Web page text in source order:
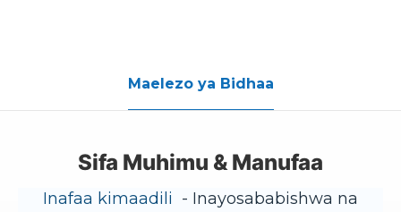
Maelezo ya Bidhaa
Sifa Muhimu & Manufaa
Inafaa kimaadili - Inayosababishwa na